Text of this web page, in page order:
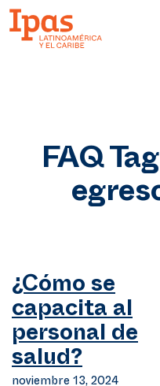
FAQ
¿Cómo se
capacita al
personal de
salud?
noviembre 13, 2024